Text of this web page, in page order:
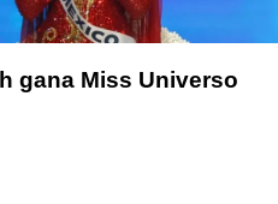
gana Miss Universo